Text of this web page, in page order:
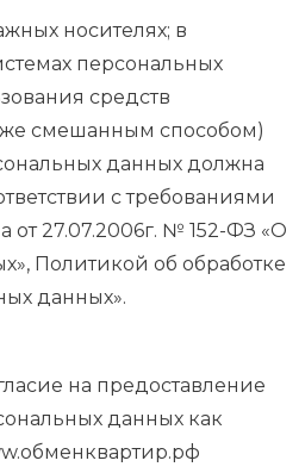
носителях; в
персональных
средств
смешанным способом)
данных должна
с требованиями
от 27.07.2006г. № 152-ФЗ «О
Политикой об обработке
данных».
на предоставление
данных как